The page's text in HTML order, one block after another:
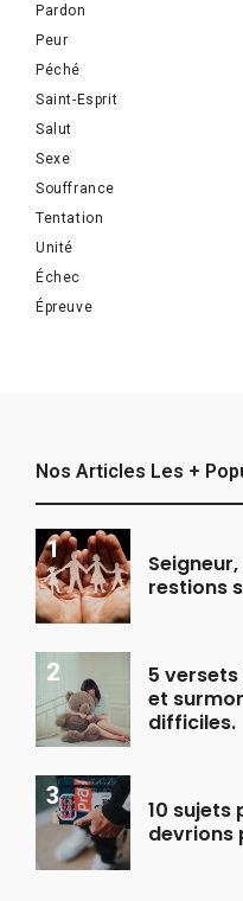
Pardon
Peur
Péché
Saint-Esprit
Salut
Sexe
Souffrance
Tentation
Unité
Échec
Épreuve
Nos Articles Les +
restions
5
et
difficiles.
10 sujets
devrions